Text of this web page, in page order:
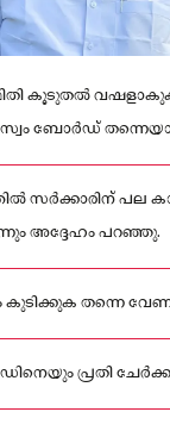
കൂടുതൽ
ബോർഡ്
കൊടിക്കുന്നിൽ
സർക്കാരിന് പല
അദ്ദേഹം പറഞ്ഞു.
കുടിക്കുക തന്നെ
പ്രതി